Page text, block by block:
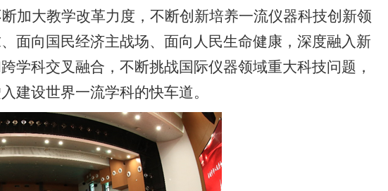
加大教学改革力度，不断创新培养一流仪器科技创新领
面向国民经济主战场、面向人民生命健康，深度融入新
学科交叉融合，不断挑战国际仪器领域重大科技问题，
建设世界一流学科的快车道。